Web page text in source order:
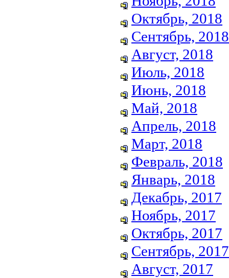
Октябрь, 2018
Сентябрь, 2018
Август, 2018
Июль, 2018
Июнь, 2018
Май, 2018
Апрель, 2018
Март, 2018
Февраль, 2018
Январь, 2018
Декабрь, 2017
Ноябрь, 2017
Октябрь, 2017
Сентябрь, 2017
Август, 2017